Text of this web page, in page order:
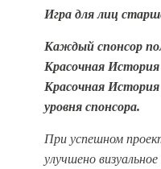
Игра для лиц
Каждый спонсор
Красочная
Красочная История
уровня спонсора.
При успешном
улучшено